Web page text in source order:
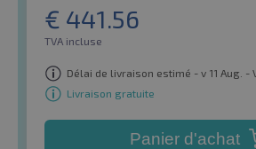
€ 441.56
TVA incluse
Délai de livraison estimé - v 11 Aug. -
Livraison gratuite
Panier d'achat